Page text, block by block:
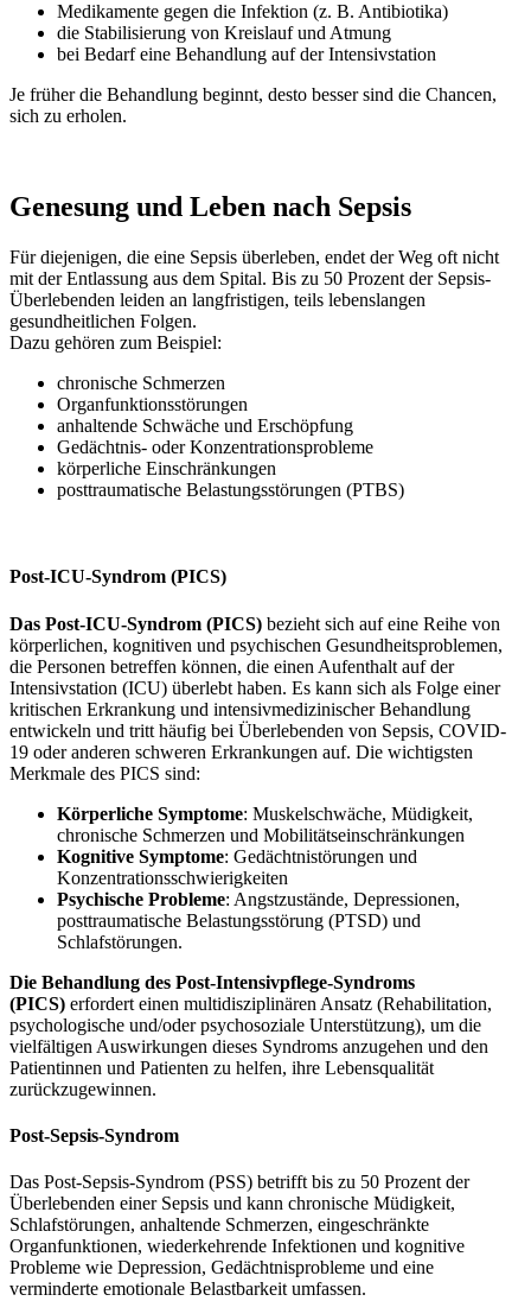
Medikamente gegen die Infektion (z. B. Antibiotika)
die Stabilisierung von Kreislauf und Atmung
bei Bedarf eine Behandlung auf der Intensivstation
Je früher die Behandlung beginnt, desto besser sind die Chancen,
sich zu erholen.
Genesung und Leben nach Sepsis
Für diejenigen, die eine Sepsis überleben, endet der Weg oft nicht
mit der Entlassung aus dem Spital. Bis zu 50 Prozent der Sepsis-
Überlebenden leiden an langfristigen, teils lebenslangen
gesundheitlichen Folgen.
Dazu gehören zum Beispiel:
chronische Schmerzen
Organfunktionsstörungen
anhaltende Schwäche und Erschöpfung
Gedächtnis- oder Konzentrationsprobleme
körperliche Einschränkungen
posttraumatische Belastungsstörungen (PTBS)
Post-ICU-Syndrom (PICS)
Das Post-ICU-Syndrom (PICS) bezieht sich auf eine Reihe von
körperlichen, kognitiven und psychischen Gesundheitsproblemen,
die Personen betreffen können, die einen Aufenthalt auf der
Intensivstation (ICU) überlebt haben. Es kann sich als Folge einer
kritischen Erkrankung und intensivmedizinischer Behandlung
entwickeln und tritt häufig bei Überlebenden von Sepsis, COVID-
19 oder anderen schweren Erkrankungen auf. Die wichtigsten
Merkmale des PICS sind:
Körperliche Symptome: Muskelschwäche, Müdigkeit,
chronische Schmerzen und Mobilitätseinschränkungen
Kognitive Symptome: Gedächtnistörungen und
Konzentrationsschwierigkeiten
Psychische Probleme: Angstzustände, Depressionen,
posttraumatische Belastungsstörung (PTSD) und
Schlafstörungen.
Die Behandlung des Post-Intensivpflege-Syndroms
(PICS) erfordert einen multidisziplinären Ansatz (Rehabilitation,
psychologische und/oder psychosoziale Unterstützung), um die
vielfältigen Auswirkungen dieses Syndroms anzugehen und den
Patientinnen und Patienten zu helfen, ihre Lebensqualität
zurückzugewinnen.
Post-Sepsis-Syndrom
Das Post-Sepsis-Syndrom (PSS) betrifft bis zu 50 Prozent der
Überlebenden einer Sepsis und kann chronische Müdigkeit,
Schlafstörungen, anhaltende Schmerzen, eingeschränkte
Organfunktionen, wiederkehrende Infektionen und kognitive
Probleme wie Depression, Gedächtnisprobleme und eine
verminderte emotionale Belastbarkeit umfassen.